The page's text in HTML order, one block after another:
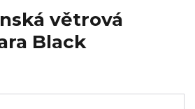
větrová
Black